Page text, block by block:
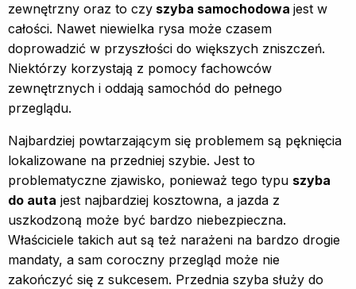
zewnętrzny oraz to czy szyba samochodowa jest w
całości. Nawet niewielka rysa może czasem
doprowadzić w przyszłości do większych zniszczeń.
Niektórzy korzystają z pomocy fachowców
zewnętrznych i oddają samochód do pełnego
przeglądu.
Najbardziej powtarzającym się problemem są pęknięcia
lokalizowane na przedniej szybie. Jest to
problematyczne zjawisko, ponieważ tego typu szyba
do auta jest najbardziej kosztowna, a jazda z
uszkodzoną może być bardzo niebezpieczna.
Właściciele takich aut są też narażeni na bardzo drogie
mandaty, a sam coroczny przegląd może nie
zakończyć się z sukcesem. Przednia szyba służy do